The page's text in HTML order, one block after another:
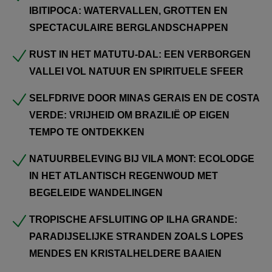
Vila Mont, een ecolodge midden in de Atlantische
regenwouden. Met een lokale gids ontdek je verborgen
deze bijzondere regio.
kust bijAngra dos Reis . Hier bepalen jungle,
azuurblauwe baaien en stranden zoalsLopes Mendes
het ritme van de dagen – perfect om samen de reis
ontspannen af te sluiten.
Uiteraard zijn wijzigingen nog mogelijk in het offertetraject.
dan verneem ik graag uw terugkoppeling.
Om het landarrangement te boeken, ontvangen wij graag
IBITIPOCA: WATERVALLEN, GROTTEN EN
SPECTACULAIRE BERGLANDSCHAPPEN
RUST IN HET MATUTU-DAL: EEN VERBORGEN
VALLEI VOL NATUUR EN SPIRITUELE SFEER
SELFDRIVE DOOR MINAS GERAIS EN DE COSTA
VERDE: VRIJHEID OM BRAZILIË OP EIGEN
TEMPO TE ONTDEKKEN
NATUURBELEVING BIJ VILA MONT: ECOLODGE
IN HET ATLANTISCH REGENWOUD MET
BEGELEIDE WANDELINGEN
TROPISCHE AFSLUITING OP ILHA GRANDE:
PARADIJSELIJKE STRANDEN ZOALS LOPES
MENDES EN KRISTALHELDERE BAAIEN